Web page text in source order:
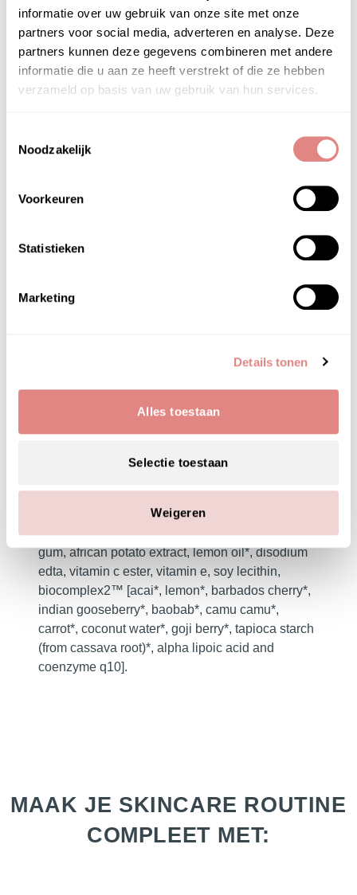
informatie over uw gebruik van onze site met onze
partners voor social media, adverteren en analyse. Deze
partners kunnen deze gegevens combineren met andere
informatie die u aan ze heeft verstrekt of die ze hebben
verzameld op basis van uw gebruik van hun services.
Noodzakelijk
Voorkeuren
Statistieken
Marketing
Details tonen
Alles toestaan
Selectie toestaan
Weigeren
antioxidant; rustgevend
een
natuurlijk verhelderend middel gemaakt met
egale, stralende teint
enzym q10 en alfaliponzuur om het verschijnen
van rimpels te verminderen en het uiterlijk van de
ingrediëntenlijst
organic phytonutrient blend™ [aloe juice*, licorice
extract*, peppermint leaf extract*, rosemary leaf
sunflower seed oil*, glyceryl stearate, cetearyl
extract, peppermint leaf extract, primula veris
extract, alchemilla vulgaris extract, veronica
officinalis extract, melissa officinalis leaf extract,
flower oil, benzyl alcohol, dehydroacetic acid,
sodium salicylate, chlorophyll, lactic acid, corn-
derived methyl glucose sesquistearate, xanthan
gum, african potato extract, lemon oil*, disodium
edta, vitamin c ester, vitamin e, soy lecithin,
biocomplex2™ [acai*, lemon*, barbados cherry*,
indian gooseberry*, baobab*, camu camu*,
carrot*, coconut water*, goji berry*, tapioca starch
(from cassava root)*, alpha lipoic acid and
coenzyme q10].
MAAK JE SKINCARE ROUTINE
COMPLEET MET: